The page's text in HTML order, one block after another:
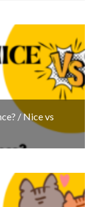
/ Nice vs